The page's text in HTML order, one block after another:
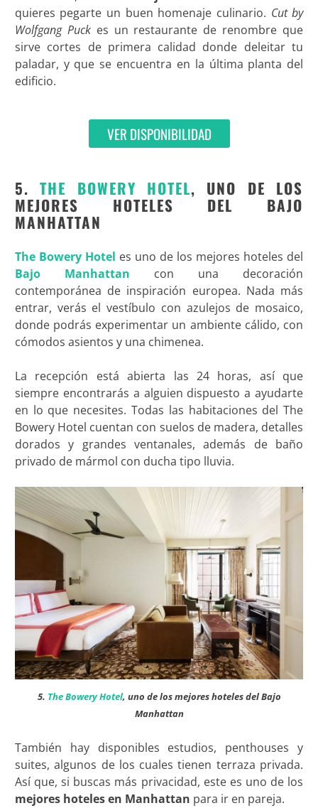
quieres pegarte un buen homenaje culinario. Cut by
Wolfgang Puckes un restaurante de renombre que
sirve cortes de primera calidad donde deleitar tu
paladar, y que se encuentra en la última planta del
edificio.
VER DISPONIBILIDAD
5.THE BOWERY HOTEL, UNO DE LOS
MEJORES HOTELES DEL BAJO
MANHATTAN
The Bowery Hotel es uno de los mejores hoteles del
Bajo Manhattan
con una decoración
contemporánea de inspiración europea. Nada más
entrar, verás el vestíbulo con azulejos de mosaico,
donde podrás experimentar un ambiente cálido, con
cómodos asientos y una chimenea.
La recepción está abierta las 24 horas, así que
siempre encontrarás a alguien dispuesto a ayudarte
en lo que necesites. Todas las habitaciones del The
Bowery Hotel cuentan con suelos de madera, detalles
dorados y grandes ventanales, además de baño
privado de mármol con ducha tipo lluvia.
5. The Bowery Hotel, uno de los mejores hoteles del Bajo
Manhattan
También hay disponibles estudios, penthouses y
suites, algunos de los cuales tienen terraza privada.
Así que, si buscas más privacidad, este es uno de los
mejores hoteles en Manhattan para ir en pareja.